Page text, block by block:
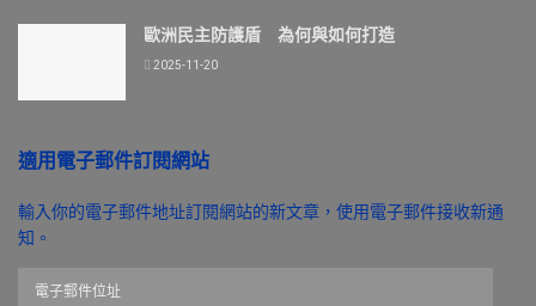
歐洲民主防護盾 為何與如何打造
2025-11-20
適用電子郵件訂閱網站
輸入你的電子郵件地址訂閱網站的新文章，使用電子郵件接收新通
知。